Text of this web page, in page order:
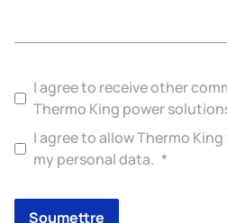
I agree to receive other
Thermo King power
I agree to allow Thermo
my personal data. *